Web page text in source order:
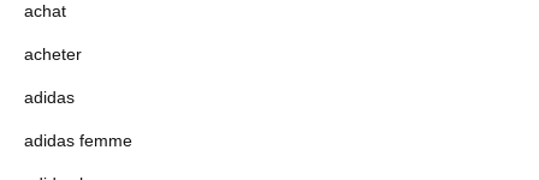
achat
acheter
adidas
adidas femme